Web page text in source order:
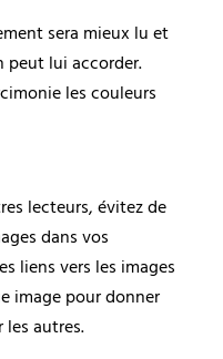
sera mieux lu et
peut lui accorder.
les couleurs
lecteurs, évitez de
dans vos
liens vers les images
image pour donner
autres.